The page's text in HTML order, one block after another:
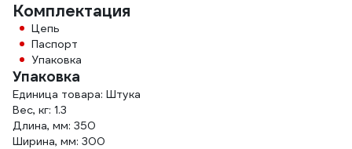
Комплектация
Цепь
Паспорт
Упаковка
Упаковка
Единица товара: Штука
Вес, кг: 1.3
Длина, мм: 350
Ширина, мм: 300